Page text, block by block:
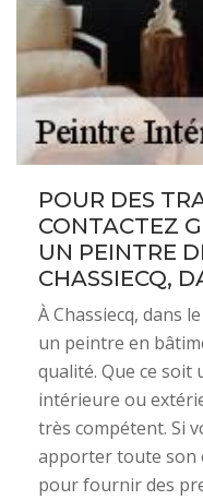
POUR DES
CONTACTEZ
UN PEINTRE
CHASSIECQ,
À Chassiecq, dans
un peintre en
qualité. Que ce soit
intérieure ou
très compétent. Si
apporter toute son
pour fournir des